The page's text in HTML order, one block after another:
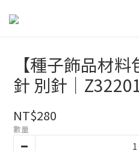
【種子飾品材
針 別針｜
NT$280
數量